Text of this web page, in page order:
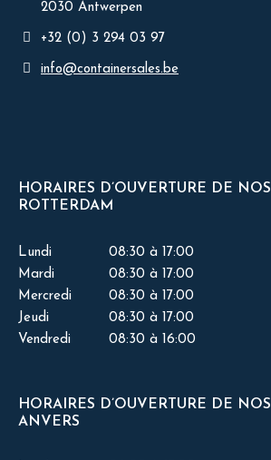
2030 Antwerpen
+32 (0) 3 294 03 97
info@containersales.be
HORAIRES D’OUVERTURE DE
ROTTERDAM
Lundi
08:30 à 17:00
Mardi
08:30 à 17:00
Mercredi
08:30 à 17:00
Jeudi
08:30 à 17:00
Vendredi
08:30 à 16:00
HORAIRES D’OUVERTURE DE
ANVERS